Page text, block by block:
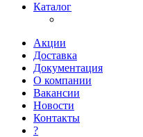
Каталог
Акции
Доставка
Документация
О компании
Вакансии
Новости
Контакты
?